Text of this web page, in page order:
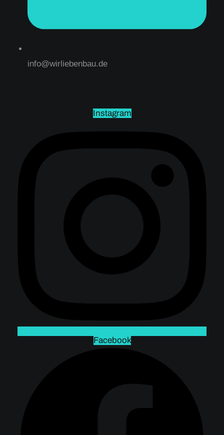
info@wirliebenbau.de
Instagram
Facebook